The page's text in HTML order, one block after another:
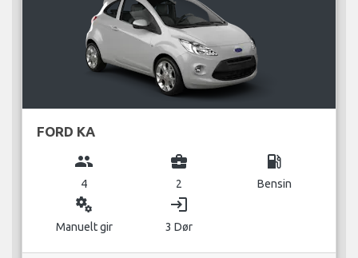
FORD KA
group
4
business_center
2
local_gas_station
Bensin
miscellaneous_services
Manuelt gir
login
3 Dør